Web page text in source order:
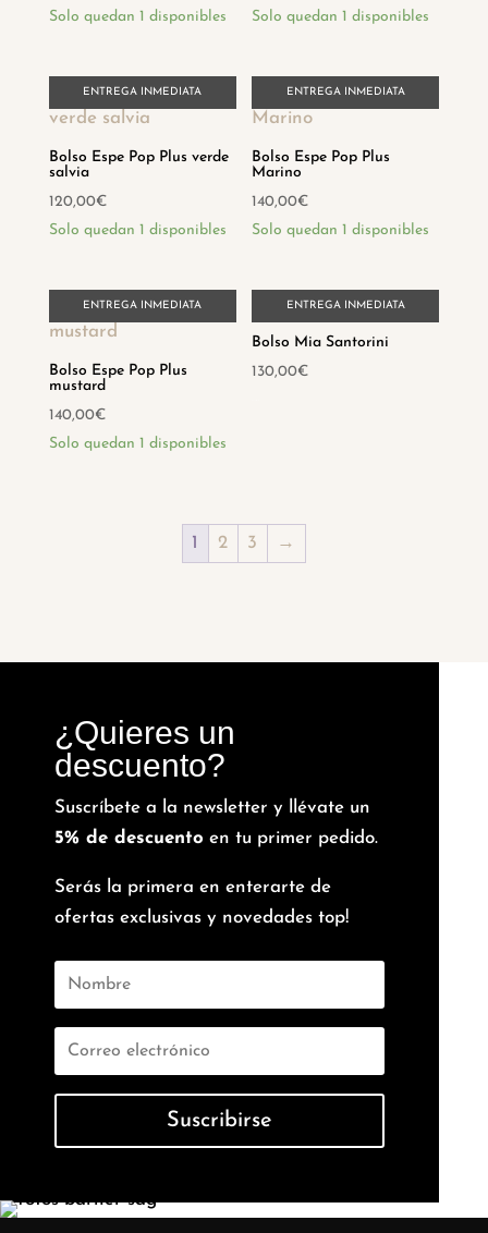
Solo quedan 1 disponibles Solo quedan 1 disponibles
ENTREGA INMEDIATA
Bolso Espe Pop Plus verde
salvia
120,00€
Solo quedan 1 disponibles
ENTREGA INMEDIATA
Bolso Espe Pop Plus
Marino
140,00€
Solo quedan 1 disponibles
ENTREGA INMEDIATA
Bolso Espe Pop Plus
mustard
140,00€
Solo quedan 1 disponibles
ENTREGA INMEDIATA
Bolso Mia Santorini
130,00€
1 2 3 →
¿Quieres un
descuento?
Suscríbete a la newsletter y llévate un
5% de descuento en tu primer pedido.
Serás la primera en enterarte de
ofertas exclusivas y novedades top!
Suscribirse